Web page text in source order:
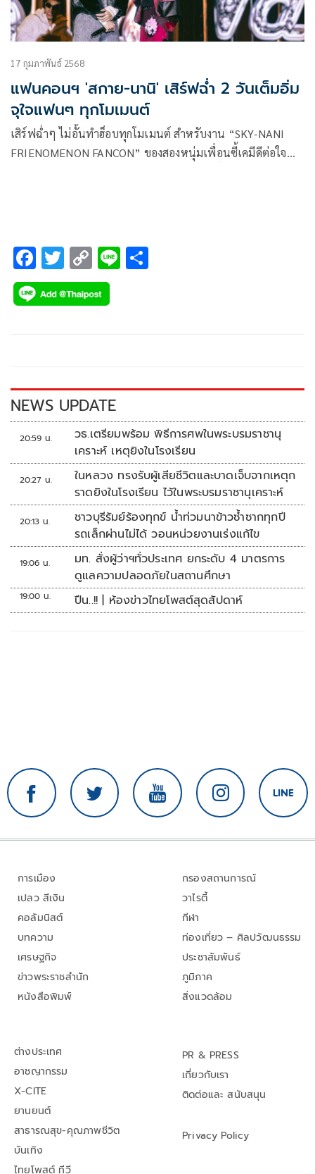
17 กุมภาพันธ์ 2568
แฟนคอนฯ 'สกาย-นานิ' เสิร์ฟฉ่ำ 2 วันเต็มอิ่ม
จุใจแฟนๆ ทุกโมเมนต์
เสิร์ฟฉ่ำๆ ไม่อั้นทำฮ็อบทุกโมเมนต์ สำหรับงาน “SKY-NANI
FRIENOMENON FANCON” ของสองหนุ่มเพื่อนซี้เคมีดีต่อใจ
อย่าง วิน-เมธวิน โอภาสเอี่ยมขจร, ดิว-จิรวรรตน์ สุทธิวณิชศักดิ์,
ฮง LYKN (พิเชฐพงศ์ จิรเดชสกุลวงศ์) และ นินิว-คริสติน่า แซ่แต้
F
ac
e
k
T
wi
tt
C
o
p
k
Li
NEWS UPDATE
20:59 น.
วธ.เตรียมพร้อม พิธีการศพในพระบรมราชานุ
เคราะห์ เหตุยิงในโรงเรียน
20:27 น.
ในหลวง ทรงรับผู้เสียชีวิตและบาดเจ็บจากเหตุก
ราดยิงในโรงเรียน ไว้ในพระบรมราชานุเคราะห์
20:13 น.
ชาวบุรีรัมย์ร้องทุกข์ น้ำท่วมนาข้าวซ้ำซากทุกปี
รถเล็กผ่านไม่ได้ วอนหน่วยงานเร่งแก้ไข
19:06 น.
มท. สั่งผู้ว่าฯทั่วประเทศ ยกระดับ 4 มาตรการ
ดูแลความปลอดภัยในสถานศึกษา
19:00 น. ปืน..!! | ห้องข่าวไทยโพสต์สุดสัปดาห์
การเมือง
เปลว สีเงิน
คอลัมนิสต์
บทความ
เศรษฐกิจ
ข่าวพระราชสำนัก
หนังสือพิมพ์
กรองสถานการณ์
วาไรตี้
กีฬา
ท่องเที่ยว – ศิลปวัฒนธรรม
ประชาสัมพันธ์
ภูมิภาค
สิ่งแวดล้อม
ต่างประเทศ
อาชญากรรม
X-CITE
ยานยนต์
สาธารณสุข-คุณภาพชีวิต
บันเทิง
ไทยโพสต์ ทีวี
PR & PRESS
เกี่ยวกับเรา
ติดต่อและ สนับสนุน
Privacy Policy